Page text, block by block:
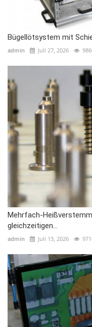
Bügellötsystem mit
admin Juli 27, 2026
Mehrfach-
gleichzeitigen...
admin Juli 13, 2026